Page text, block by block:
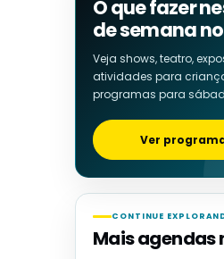
O que fazer
de semana no
Veja shows, teatro,
atividades para
programas para
Ver
CONTINUE
Mais agendas